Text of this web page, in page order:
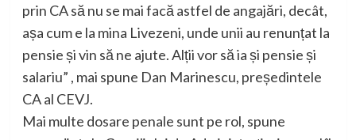
prin CA să nu se mai facă astfel de angajări, decât,
așa cum e la mina Livezeni, unde unii au renunțat la
pensie și vin să ne ajute. Alții vor să ia și pensie și
salariu” , mai spune Dan Marinescu, președintele
CA al CEVJ.
Mai multe dosare penale sunt pe rol, spune